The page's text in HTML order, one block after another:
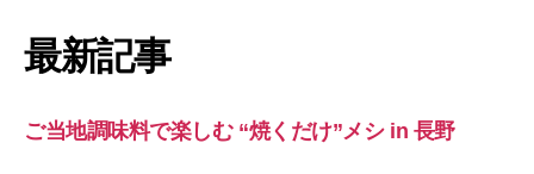
最新記事
ご当地調味料で楽しむ “焼くだけ”メシ in 長野